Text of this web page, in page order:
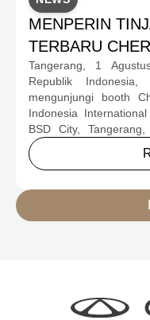
MENPERIN
TERBARU
CSH YANG
2026
Tangerang, 1
Republik Indonesia,
mengunjungi booth
Indonesia
BSD City,
tersebut, Menteri
elektrifikasi terbaru
berteknologi Range-
dirancang untuk